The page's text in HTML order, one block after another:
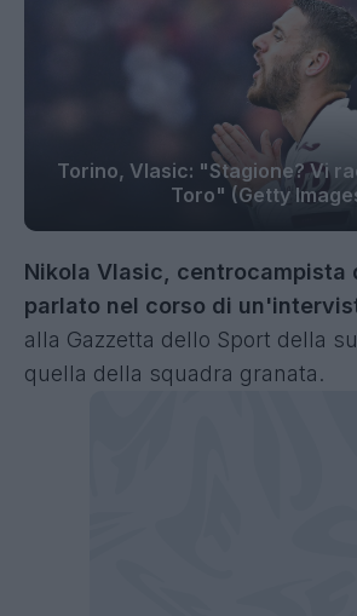
Torino, Vlasic: "Stagione? Vi
Toro" (Getty
Nikola Vlasic, centrocampista
parlato nel corso di
alla Gazzetta dello Sport della
quella della squadra granata.